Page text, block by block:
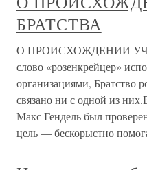
БРАТСТВА
О ПРОИСХОЖДЕНИИ
слово «розенкрейцер»
организациями, Братство
связано ни с одной из
Макс Гендель был
цель — бескорыстно